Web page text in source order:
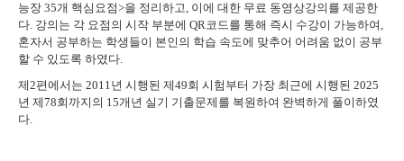
능장 35개 핵심요점>을 정리하고, 이에 대한 무료 동영상강의를 제공한
다. 강의는 각 요점의 시작 부분에 QR코드를 통해 즉시 수강이 가능하여,
혼자서 공부하는 학생들이 본인의 학습 속도에 맞추어 어려움 없이 공부
할 수 있도록 하였다.
제2편에서는 2011년 시행된 제49회 시험부터 가장 최근에 시행된 2025
년 제78회까지의 15개년 실기 기출문제를 복원하여 완벽하게 풀이하였
다.